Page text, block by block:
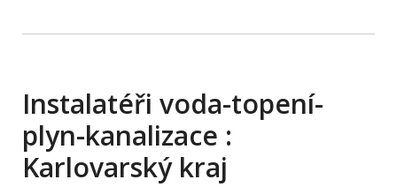
Instalatéři voda-topení-
plyn-kanalizace :
Karlovarský kraj